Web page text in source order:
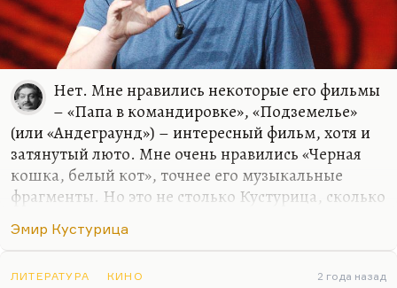
Нет. Мне нравились некоторые его фильмы
– «Папа в командировке», «Подземелье»
(или «Андеграунд») – интересный фильм, хотя и
затянутый люто. Мне очень нравились «Черная
кошка, белый кот», точнее его музыкальные
фрагменты. Но это не столько Кустурица, сколько
аморфным, режиссура его безвольной, картина
бы хороший фильм, но он ужасно затянутый,
Эмир Кустурица
ЛИТЕРАТУРА КИНО 2 года назад